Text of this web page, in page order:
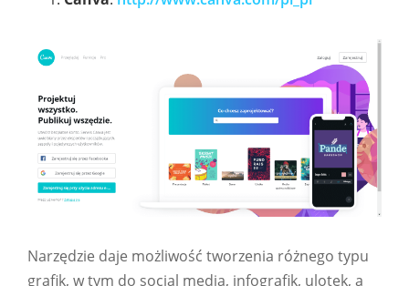
Narzędzie daje możliwość tworzenia różnego typu
grafik, w tym do social media, infografik, ulotek, a